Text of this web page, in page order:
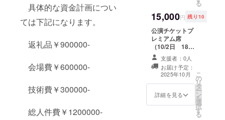
具体的な資金計画につい
ては下記になります。
返礼品￥900000-
会場費￥600000-
技術費￥300000-
総人件費￥1200000-
をご確認くださ
い。
ロゴなどの画像
の受け渡しにつ
いてはプロジェ
クト終了後にお
送りするメー
ルをご確認くだ
さい。
る
15,000円 残り10
公演チケットプ
レミアム席
（10/2日 18時
公演） ※最前列
でのご鑑賞にな
ります。 パンフ
レット＋お礼状
セット付き ・日
時：2025年10月
支援者：0人
お届け予定：
2025年10月
詳細を見る
こ
の
リ
タ
ー
ン
を
選
択
す
る